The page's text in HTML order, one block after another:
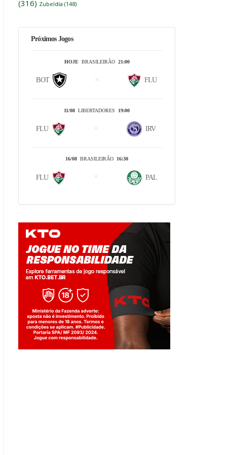
(316) Zubeldía (148)
Próximos Jogos
HOJE BRASILEIRÃO 21:00
BOT FLU
11/08 LIBERTADORES 19:00
FLU IRV
16/08 BRASILEIRÃO 16:30
FLU PAL
Jogue com responsabilidade. 18+